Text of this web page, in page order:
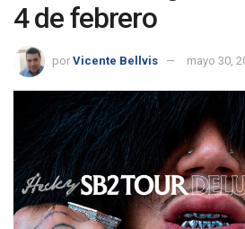
4 de febrero
por Vicente Bellvis mayo 30,